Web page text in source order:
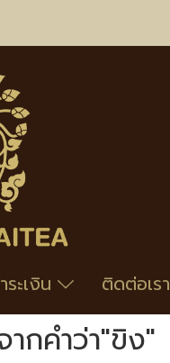
ะเงิน ติดต่อเรา
กคำว่า"ขิง"